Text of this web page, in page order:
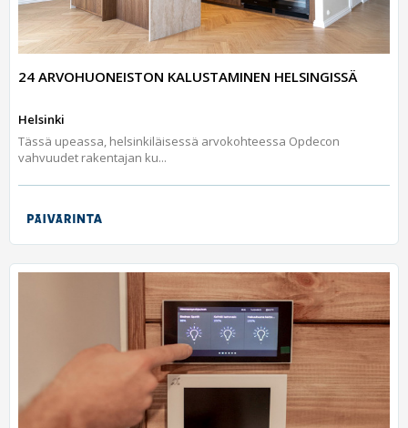
24 ARVOHUONEISTON KALUSTAMINEN HELSINGISSÄ
Helsinki
Tässä upeassa, helsinkiläisessä arvokohteessa Opdecon
vahvuudet rakentajan ku...